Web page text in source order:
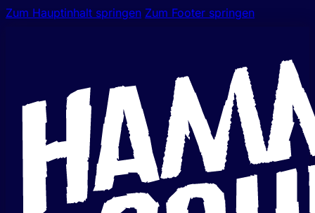
Zum Hauptinhalt springen Zum Footer springen